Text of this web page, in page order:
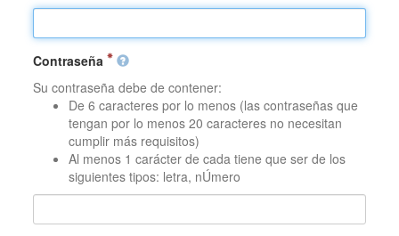
Contraseña
Su contraseña debe de contener:
De 6 caracteres por lo menos (las contraseñas que
tengan por lo menos 20 caracteres no necesitan
cumplir más requisitos)
Al menos 1 carácter de cada tiene que ser de los
siguientes tipos: letra, nÚmero